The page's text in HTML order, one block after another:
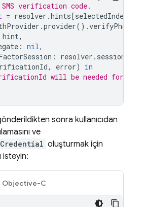
verification code.
= resolver .hints[selectedIndex
.provider().
hint,
: nil ,
: resolver . session
, error)
in
will be needed for
sonra kullanıcıdan
ve
oluşturmak için
isteyin:
Objective-C